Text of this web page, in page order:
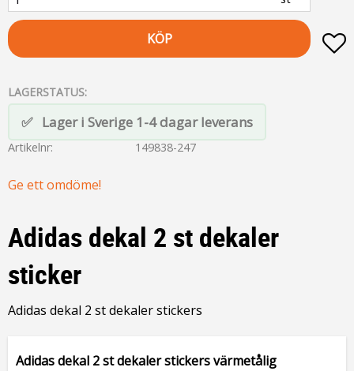
KÖP
LAGERSTATUS
Lager i Sverige 1-4 dagar leverans
Artikelnr 149838-247
Ge ett omdöme!
Adidas dekal 2 st dekaler
sticker
Adidas dekal 2 st dekaler stickers
Adidas dekal 2 st dekaler stickers värmetålig